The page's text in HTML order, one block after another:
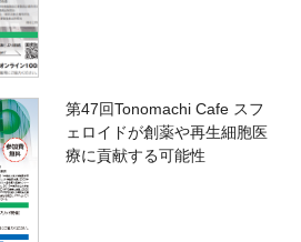
第47回Tonomachi Cafe スフ
ェロイドが創薬や再生細胞医
療に貢献する可能性